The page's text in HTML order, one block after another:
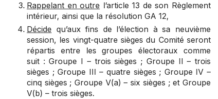
Rappelant en outre l’article 13 de son Règlement
intérieur, ainsi que la résolution GA 12,
Décide qu’aux fins de l’élection à sa neuvième
session, les vingt-quatre sièges du Comité seront
répartis entre les groupes électoraux comme
suit : Groupe I – trois sièges ; Groupe II – trois
sièges ; Groupe III – quatre sièges ; Groupe IV –
cinq sièges ; Groupe V(a) – six sièges ; et Groupe
V(b) – trois sièges.